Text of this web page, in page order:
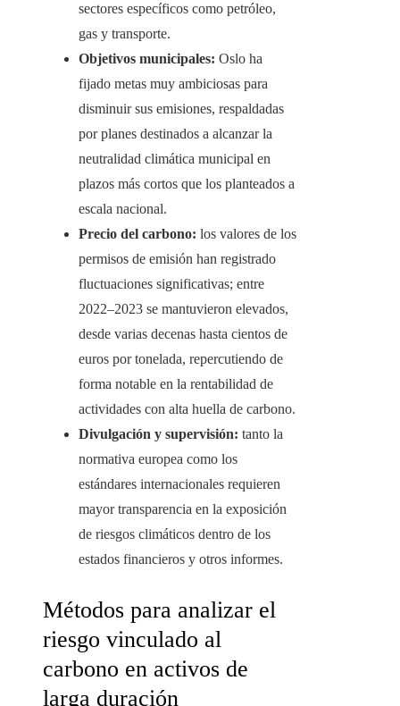
sectores específicos como petróleo,
gas y transporte.
Objetivos municipales: Oslo ha
fijado metas muy ambiciosas para
disminuir sus emisiones, respaldadas
por planes destinados a alcanzar la
neutralidad climática municipal en
plazos más cortos que los planteados a
escala nacional.
Precio del carbono: los valores de los
permisos de emisión han registrado
fluctuaciones significativas; entre
2022–2023 se mantuvieron elevados,
desde varias decenas hasta cientos de
euros por tonelada, repercutiendo de
forma notable en la rentabilidad de
actividades con alta huella de carbono.
Divulgación y supervisión: tanto la
normativa europea como los
estándares internacionales requieren
mayor transparencia en la exposición
de riesgos climáticos dentro de los
estados financieros y otros informes.
Métodos para analizar el
riesgo vinculado al
carbono en activos de
larga duración